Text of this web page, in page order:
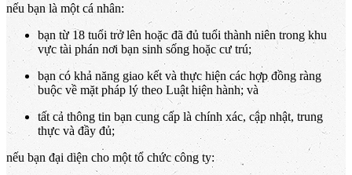
nếu bạn là một cá nhân:
bạn từ 18 tuổi trở lên hoặc đã đủ tuổi thành niên trong khu
vực tài phán nơi bạn sinh sống hoặc cư trú;
bạn có khả năng giao kết và thực hiện các hợp đồng ràng
buộc về mặt pháp lý theo Luật hiện hành; và
tất cả thông tin bạn cung cấp là chính xác, cập nhật, trung
thực và đầy đủ;
nếu bạn đại diện cho một tổ chức công ty: